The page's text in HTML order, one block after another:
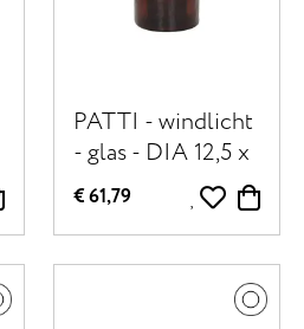
PATTI - windlicht
- glas - DIA 12,5 x
H 20 cm - amber
€ 61,79